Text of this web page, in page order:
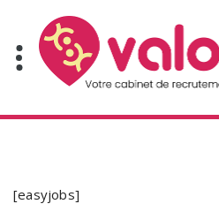
contenu
[easyjobs]